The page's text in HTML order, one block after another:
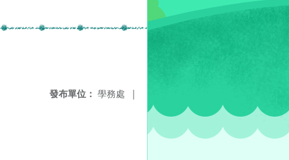
發布單位： 學務處 |